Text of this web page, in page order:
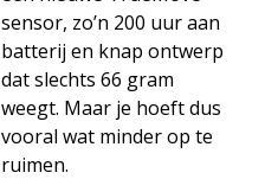
sensor, zo’n 200 uur aan
batterij en knap ontwerp
dat slechts 66 gram
weegt. Maar je hoeft dus
vooral wat minder op te
ruimen.